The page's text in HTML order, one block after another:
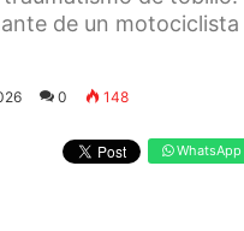
de un motociclista
0 148
WhatsApp